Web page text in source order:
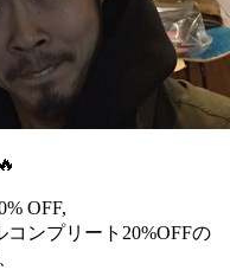
OFF,
コンプリート20%OFFの